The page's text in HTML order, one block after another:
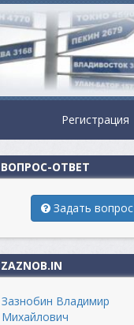
Регистрация
ВОПРОС-ОТВЕТ
Задать вопрос
ZAZNOB.IN
Зазнобин Владимир
Михайлович